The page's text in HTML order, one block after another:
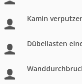
Kamin
Dübellasten